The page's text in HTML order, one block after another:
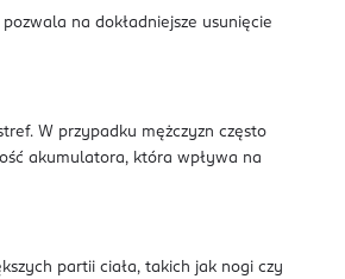
na dokładniejsze usunięcie
W przypadku mężczyzn często
akumulatora, która wpływa na
partii ciała, takich jak nogi czy